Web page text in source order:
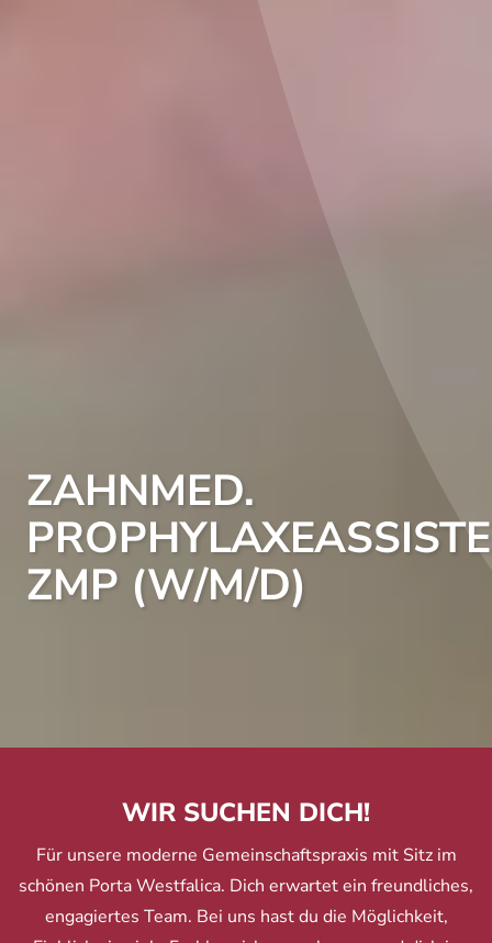
ZAHNMED.
ZMP (W/M/D)
WIR SUCHEN DICH!
Für unsere moderne Gemeinschaftspraxis mit Sitz im
schönen Porta Westfalica. Dich erwartet ein freundliches,
engagiertes Team. Bei uns hast du die Möglichkeit,